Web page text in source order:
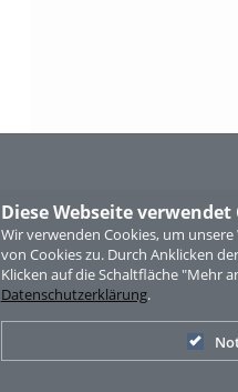
Diese Webseite verwendet
Wir verwenden Cookies, um
von Cookies zu. Durch Anklicken
Klicken auf die Schaltfläche "Mehr
Datenschutzerklärung.